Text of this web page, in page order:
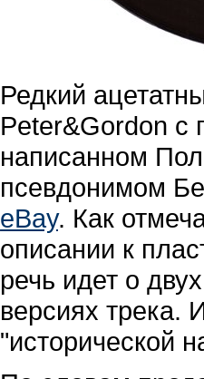
Редкий
Peter&Gordon с
написанном
псевдонимом
eBay. Как
описании к
речь идет о
версиях трека.
"исторической